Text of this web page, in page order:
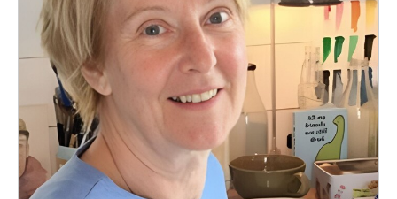
Framtid, trender
Försäljning, marknadsföring, service,
kundfokus
Förändring, organisation,
organisationsutveckling